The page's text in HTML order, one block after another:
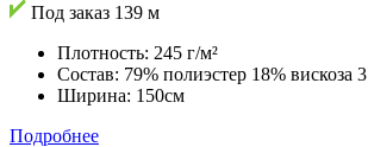
Под заказ 139 м
Плотность: 245 г/м²
Состав: 79% полиэстер 18% вискоза 3
Ширина: 150см
Подробнее